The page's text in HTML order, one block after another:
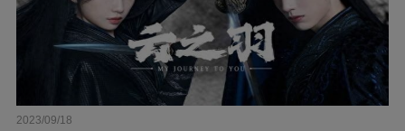
2023/09/18